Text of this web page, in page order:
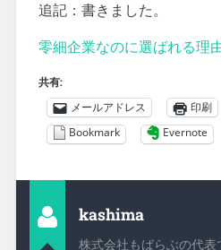
追記：書きました。
零細企業なのに選ばれる理
共有:
メールアドレス
印刷
Bookmark
Evernote
kashima
株式会社もばらぶの代表